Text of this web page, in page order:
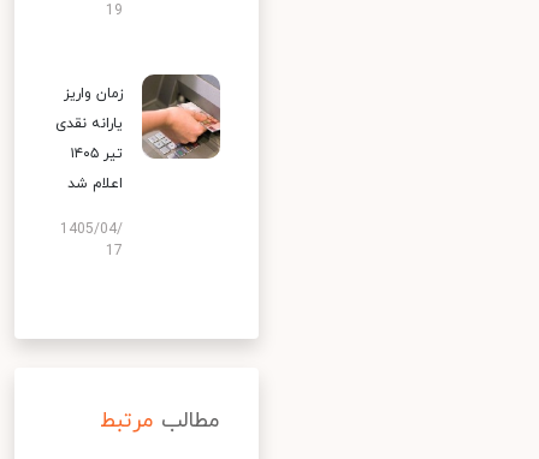
19
زمان واریز
یارانه نقدی
تیر ۱۴۰۵
اعلام شد
1405/04/
17
مطالب مرتبط